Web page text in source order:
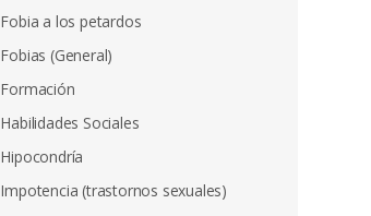
Fobia a los petardos
Fobias (General)
Formación
Habilidades Sociales
Hipocondría
Impotencia (trastornos sexuales)